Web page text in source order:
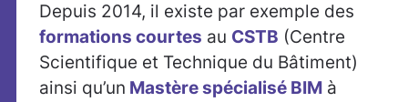
Depuis 2014, il existe par exemple des
formations courtes au CSTB (Centre
Scientifique et Technique du Bâtiment)
ainsi qu’un Mastère spécialisé BIM à